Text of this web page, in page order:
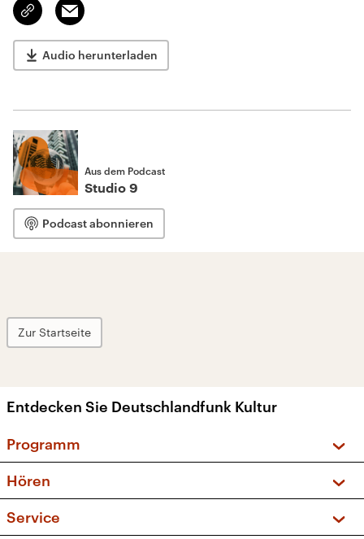
Link
kopieren/teilen
Email
Audio herunterladen
Aus dem Podcast
Studio 9
Podcast abonnieren
Zur Startseite
Entdecken Sie Deutschlandfunk Kultur
Programm
Sendungen und Podcasts
Musikliste
Hören
Service